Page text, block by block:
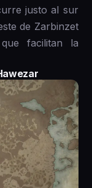
justo al sur
de Zarbinzet
facilitan la